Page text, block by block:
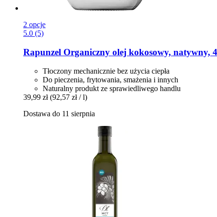
2 opcje
5.0 (5)
Rapunzel Organiczny olej kokosowy, natywny,
Tłoczony mechanicznie bez użycia ciepła
Do pieczenia, frytowania, smażenia i innych
Naturalny produkt ze sprawiedliwego handlu
39,99 zł (92,57 zł / l)
Dostawa do 11 sierpnia